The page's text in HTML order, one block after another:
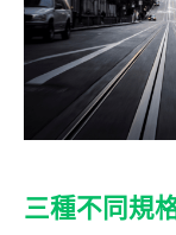
三種不同規